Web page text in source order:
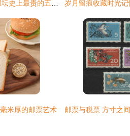
米厚的邮票艺术